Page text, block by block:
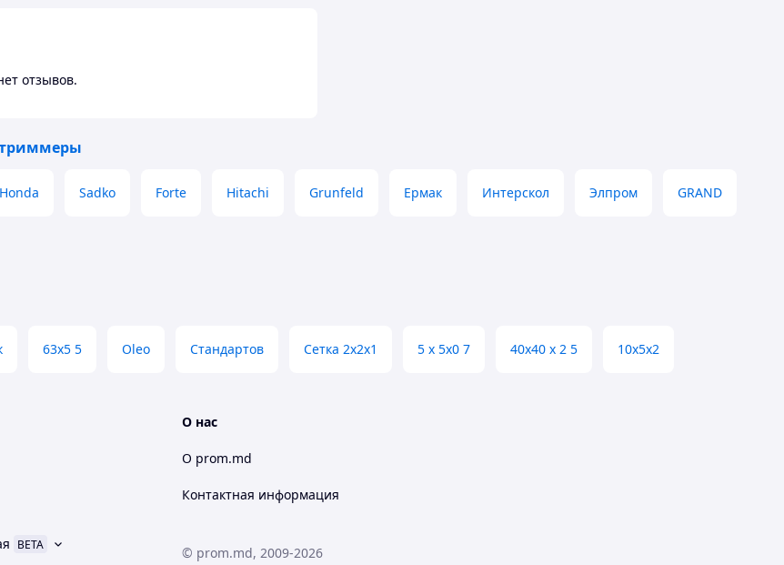
отзывов.
Honda Sadko Forte Hitachi Grunfeld Ермак Интерскол Элпром GRAND
63х5 5 Oleo Стандартов Сетка 2х2х1 5 х 5х0 7 40х40 х 2 5 10х5х2
О нас
О prom.md
Контактная информация
BETA © prom.md, 2009-2026